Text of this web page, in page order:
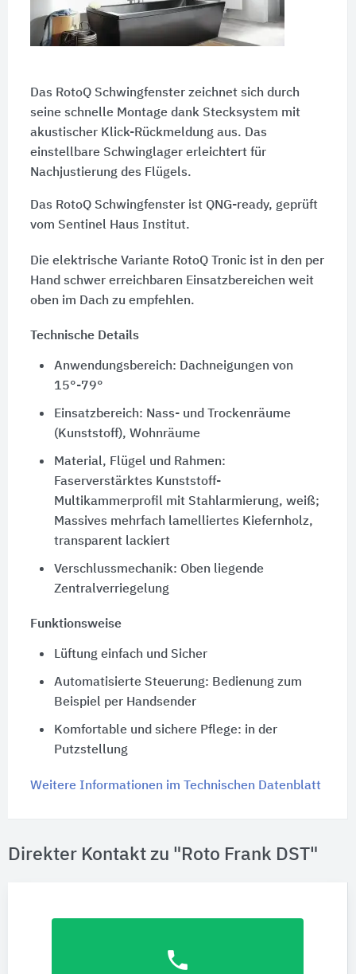
Das RotoQ Schwingfenster zeichnet sich durch
seine schnelle Montage dank Stecksystem mit
akustischer Klick-Rückmeldung aus. Das
einstellbare Schwinglager erleichtert für
Nachjustierung des Flügels.
Das RotoQ Schwingfenster ist QNG-ready, geprüft
vom Sentinel Haus Institut.
Die elektrische Variante RotoQ Tronic ist in den per
Hand schwer erreichbaren Einsatzbereichen weit
oben im Dach zu empfehlen.
Technische Details
Anwendungsbereich: Dachneigungen von
15°-79°
Einsatzbereich: Nass- und Trockenräume
(Kunststoff), Wohnräume
Material, Flügel und Rahmen:
Faserverstärktes Kunststoff-
Multikammerprofil mit Stahlarmierung, weiß;
Massives mehrfach lamelliertes Kiefernholz,
transparent lackiert
Verschlussmechanik: Oben liegende
Zentralverriegelung
Funktionsweise
Lüftung einfach und Sicher
Automatisierte Steuerung: Bedienung zum
Beispiel per Handsender
Komfortable und sichere Pflege: in der
Putzstellung
Weitere Informationen im Technischen Datenblatt
Direkter Kontakt zu "Roto Frank DST"
phone